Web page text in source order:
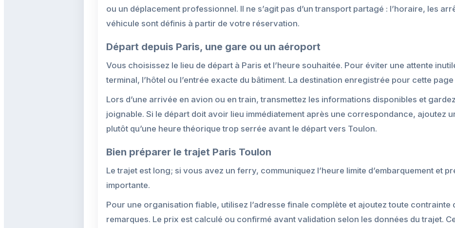
ou un déplacement professionnel. Il ne s’agit pas d’un transport partagé : l’horaire, les
véhicule sont définis à partir de votre réservation.
Départ depuis Paris, une gare ou un aéroport
Vous choisissez le lieu de départ à Paris et l’heure souhaitée. Pour éviter une attente
terminal, l’hôtel ou l’entrée exacte du bâtiment. La destination enregistrée pour cette
Lors d’une arrivée en avion ou en train, transmettez les informations disponibles et
joignable. Si le départ doit avoir lieu immédiatement après une correspondance, ajoutez
plutôt qu’une heure théorique trop serrée avant le départ vers Toulon.
Bien préparer le trajet Paris Toulon
Le trajet est long; si vous avez un ferry, communiquez l’heure limite d’embarquement et
importante.
Pour une organisation fiable, utilisez l’adresse finale complète et ajoutez toute contrainte
remarques. Le prix est calculé ou confirmé avant validation selon les données du trajet.